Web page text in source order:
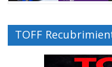
TOFF